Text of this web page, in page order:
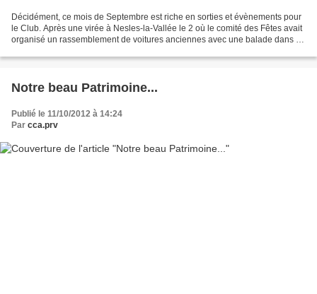
Décidément, ce mois de Septembre est riche en sorties et évènements pour
le Club. Après une virée à Nesles-la-Vallée le 2 où le comité des Fêtes avait
organisé un rassemblement de voitures anciennes avec une balade dans le
Notre beau Patrimoine...
Publié le 11/10/2012 à 14:24
Par cca.prv